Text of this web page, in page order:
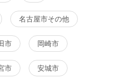
〜 名駅
見る
8月10日
名古屋市その他
市 岡崎市
市 安城市